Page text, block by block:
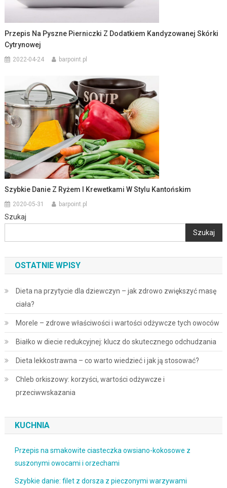
Przepis Na Pyszne Pierniczki Z Dodatkiem Kandyzowanej Skórki
Cytrynowej
2022-04-24 barpoint.pl
Szybkie Danie Z Ryżem I Krewetkami W Stylu Kantońskim
2020-05-31 barpoint.pl
Szukaj
Szukaj
OSTATNIE WPISY
Dieta na przytycie dla dziewczyn – jak zdrowo zwiększyć masę
ciała?
Morele – zdrowe właściwości i wartości odżywcze tych owoców
Białko w diecie redukcyjnej: klucz do skutecznego odchudzania
Dieta lekkostrawna – co warto wiedzieć i jak ją stosować?
Chleb orkiszowy: korzyści, wartości odżywcze i
przeciwwskazania
KUCHNIA
Przepis na smakowite ciasteczka owsiano-kokosowe z
suszonymi owocami i orzechami
Szybkie danie: filet z dorsza z pieczonymi warzywami